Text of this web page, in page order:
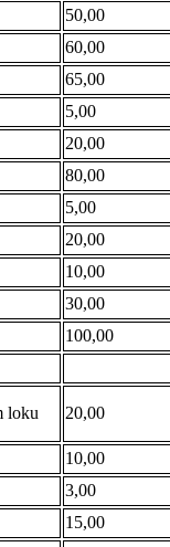
50,00
60,00
65,00
5,00
20,00
80,00
5,00
20,00
10,00
30,00
100,00
loku 20,00
10,00
3,00
15,00